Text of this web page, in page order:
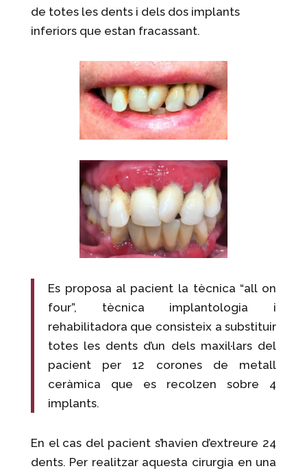
de totes les dents i dels dos implants
inferiors que estan fracassant.
Es proposa al pacient la tècnica “all on
four”, tècnica implantologia i
rehabilitadora que consisteix a substituir
totes les dents d’un dels maxil·lars del
pacient per 12 corones de metall
ceràmica que es recolzen sobre 4
implants.
En el cas del pacient s’havien d’extreure 24
dents. Per realitzar aquesta cirurgia en una